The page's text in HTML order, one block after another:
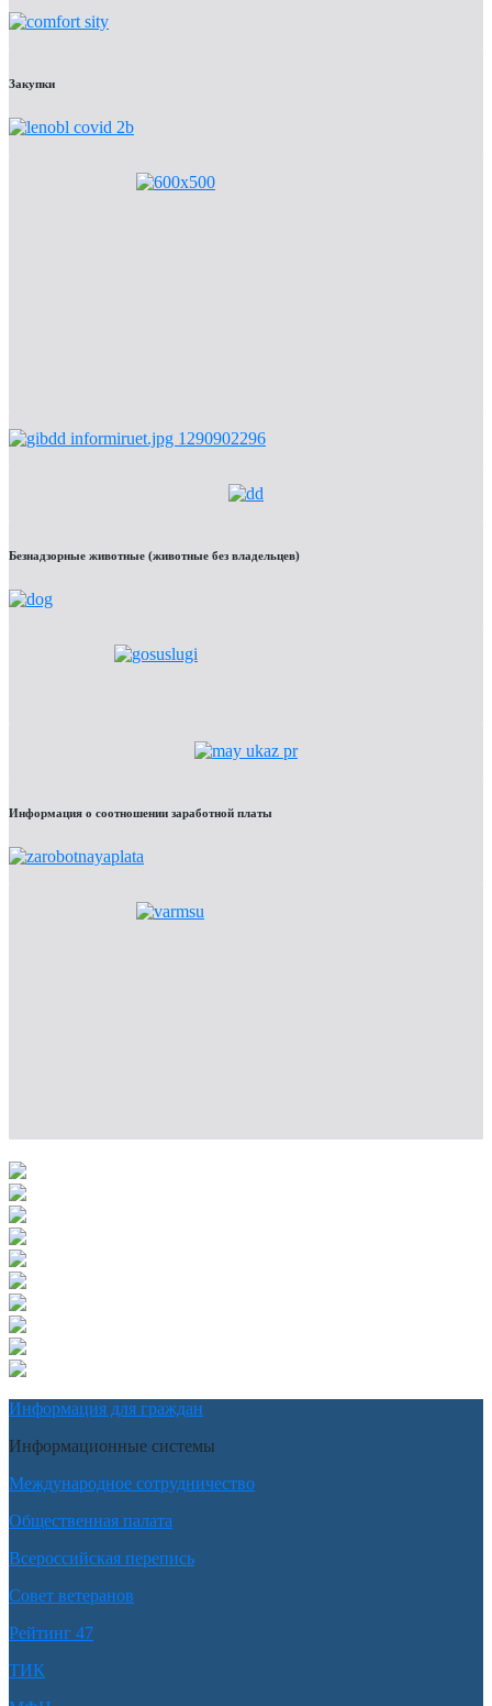
Закупки
Безнадзорные животные (животные без владельцев)
Информация о соотношении заработной платы
Информация для граждан
Информационные системы
Международное сотрудничество
Общественная палата
Всероссийская перепись
Совет ветеранов
Рейтинг 47
ТИК